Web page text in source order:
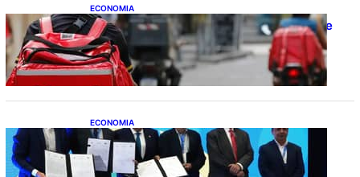
ECONOMIA
CAIXA e iFood facilitam financiamento de
motos e bicicletas elétricas para
entregadores
ECONOMIA
ApexBrasil participa de convênio para
investimento de R$ 2,63 milhões em
exportações de cachaça